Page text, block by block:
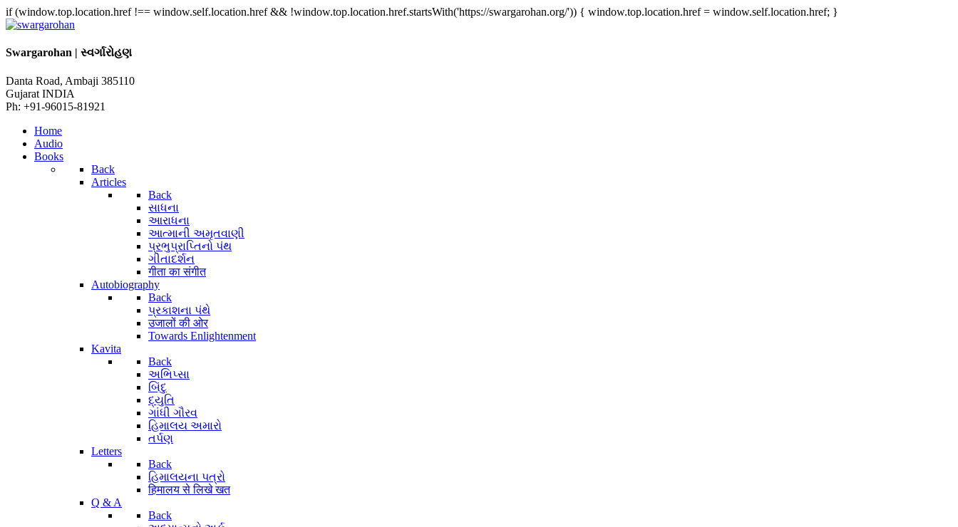
if (window.top.location.href !== window.self.location.href && !window.top.location.href.startsWith('https://swargarohan.org/')) { window.top.location.href = window.self.location.href; }
Swargarohan | સ્વર્ગારોહણ
Danta Road, Ambaji 385110
Gujarat INDIA
Ph: +91-96015-81921
Home
Audio
Books
Back
Articles
Back
સાધના
આરાધના
આત્માની અમૃતવાણી
પ્રભુપ્રાપ્તિનો પંથ
ગીતાદર્શન
गीता का संगीत
Autobiography
Back
પ્રકાશના પંથે
उजालों की ओर
Towards Enlightenment
Kavita
Back
અભિપ્સા
બિંદુ
દ્યુતિ
ગાંધી ગૌરવ
હિમાલય અમારો
તર્પણ
Letters
Back
હિમાલયના પત્રો
हिमालय से लिखे खत
Q & A
Back